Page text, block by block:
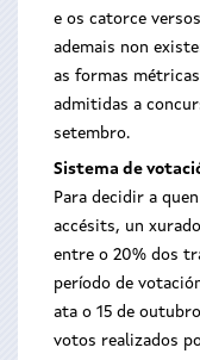
e os catorce
ademais non
as formas
admitidas a
setembro.
Sistema de
Para decidir a
accésits, un
entre o 20% dos
período de
ata o 15 de
votos realizados